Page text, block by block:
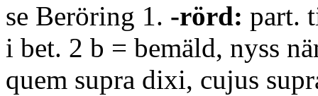
se Beröring 1. -rörd: part.
i bet. 2 b = bemäld, nyss
quem supra dixi, cujus